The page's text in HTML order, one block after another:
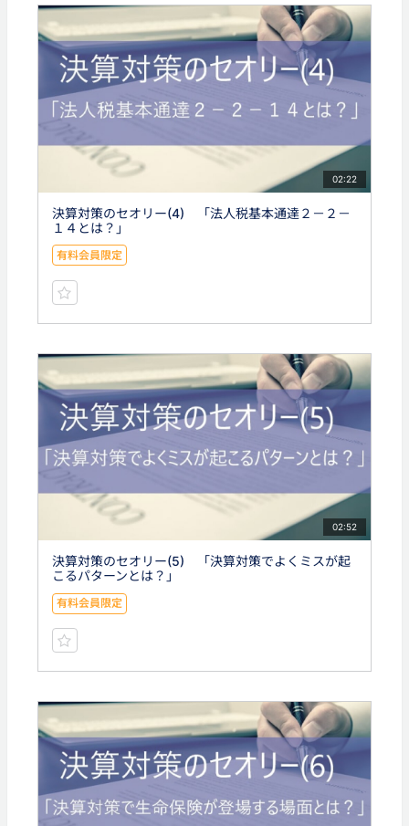
02:22
決算対策のセオリー(4) 「法人税基本通達２－２－
１４とは？」
有料会員限定
02:52
決算対策のセオリー(5) 「決算対策でよくミスが起
こるパターンとは？」
有料会員限定